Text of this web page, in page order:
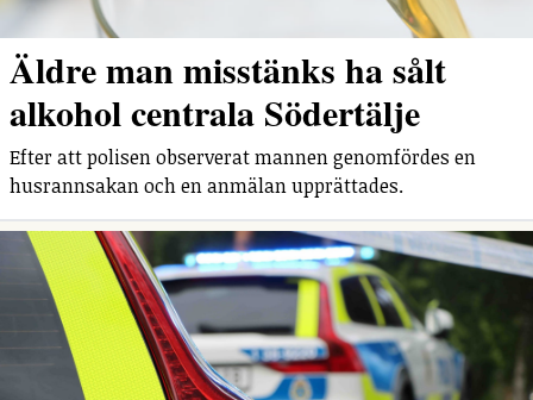
Äldre man misstänks ha sålt
alkohol centrala Södertälje
Efter att polisen observerat mannen genomfördes en
husrannsakan och en anmälan upprättades.